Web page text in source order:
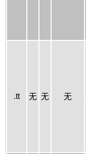
.tt 无 无 无